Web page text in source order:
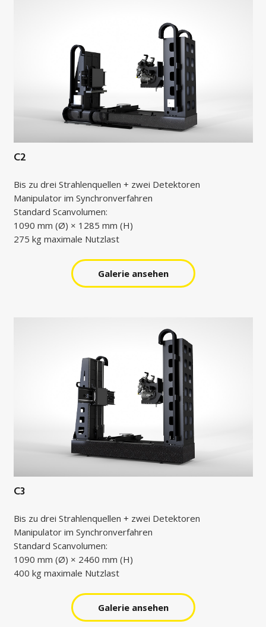
C2
Bis zu drei Strahlenquellen + zwei Detektoren
Manipulator im Synchronverfahren
Standard Scanvolumen:
1090 mm (Ø) × 1285 mm (H)
275 kg maximale Nutzlast
Galerie ansehen
C3
Bis zu drei Strahlenquellen + zwei Detektoren
Manipulator im Synchronverfahren
Standard Scanvolumen:
1090 mm (Ø) × 2460 mm (H)
400 kg maximale Nutzlast
Galerie ansehen